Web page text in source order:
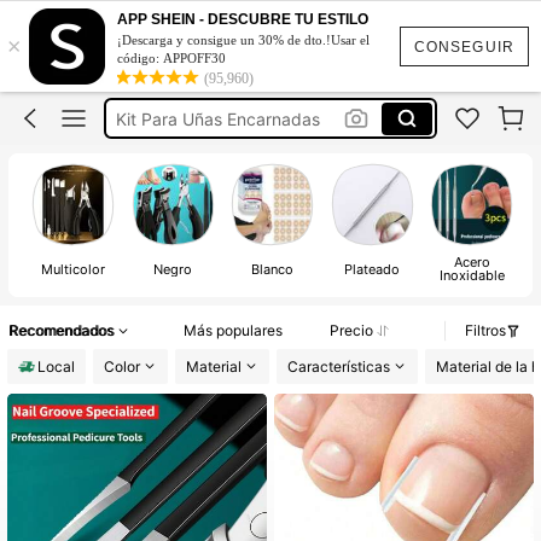
CONSEGUIR
×
APP SHEIN - DESCUBRE TU ESTILO
¡Descarga y consigue un 30% de dto.!Usar el
código: APPOFF30
(95,960)
Uñas Encarnadas
Alicate Para Uñas Encarnadas
Kit Para Uñas Encarnadas
Corta Uñas Profesional
Uñas Encarnadas
Multicolor Negro Blanco Plateado Acero
Inoxidable
Recomendados Más populares Precio
Filtros
Local
Color Material Características Material de la